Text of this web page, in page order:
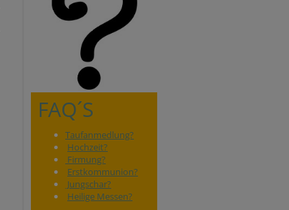
FAQ´S
Taufanmedlung?
Hochzeit?
Firmung?
Erstkommunion?
Jungschar?
Heilige Messen?